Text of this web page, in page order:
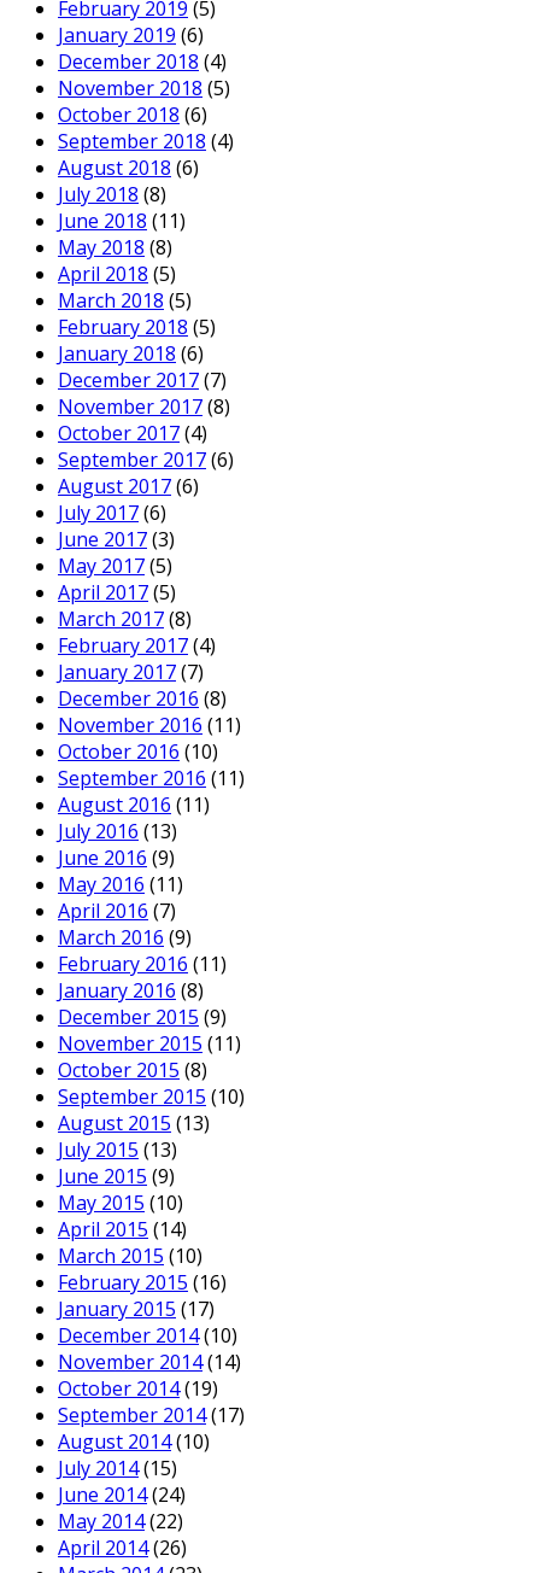
February 2019 (5)
January 2019 (6)
December 2018 (4)
November 2018 (5)
October 2018 (6)
September 2018 (4)
August 2018 (6)
July 2018 (8)
June 2018 (11)
May 2018 (8)
April 2018 (5)
March 2018 (5)
February 2018 (5)
January 2018 (6)
December 2017(7)
November 2017(8)
October 2017(4)
September 2017(6)
August 2017(6)
July 2017(6)
June 2017(3)
May 2017(5)
April 2017(5)
March 2017(8)
February 2017(4)
January 2017(7)
December 2016 (8)
November 2016 (11)
October 2016 (10)
September 2016 (11)
August 2016 (11)
July 2016 (13)
June 2016 (9)
May 2016 (11)
April 2016 (7)
March 2016 (9)
February 2016 (11)
January 2016 (8)
December 2015 (9)
November 2015 (11)
October 2015 (8)
September 2015 (10)
August 2015 (13)
July 2015 (13)
June 2015 (9)
May 2015 (10)
April 2015 (14)
March 2015 (10)
February 2015 (16)
January 2015 (17)
December 2014(10)
November 2014(14)
October 2014(19)
September 2014(17)
August 2014(10)
July 2014(15)
June 2014(24)
May 2014(22)
April 2014(26)